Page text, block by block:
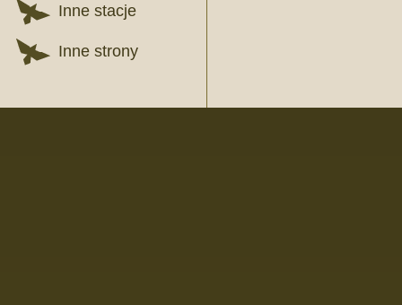
Inne stacje
Inne strony